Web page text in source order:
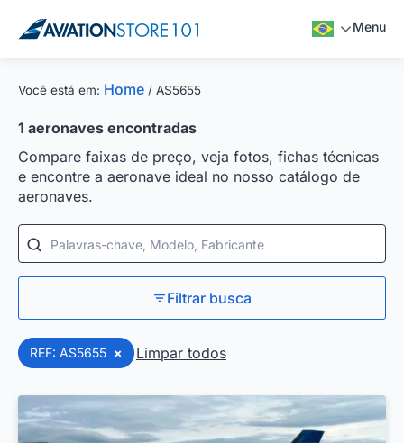
Menu
Você está em: Home / AS5655
1 aeronaves encontradas
Compare faixas de preço, veja fotos, fichas técnicas
e encontre a aeronave ideal no nosso catálogo de
aeronaves.
Palavras-chave, Modelo, Fabricante
Filtrar busca
REF: AS5655 × Limpar todos